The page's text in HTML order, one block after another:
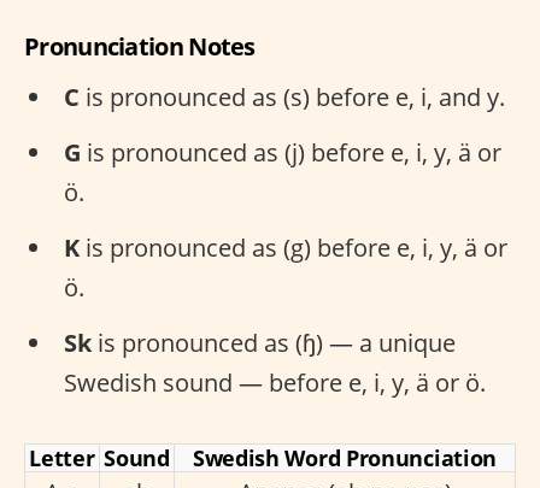
Pronunciation Notes
C is pronounced as (s) before e, i, and y.
G is pronounced as (j) before e, i, y, ä or
ö.
K is pronounced as (g) before e, i, y, ä or
ö.
Sk is pronounced as (ɧ) — a unique
Swedish sound — before e, i, y, ä or ö.
Letter Sound Swedish Word Pronunciation